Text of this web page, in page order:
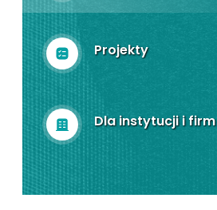
Projekty
Dla instytucji i firm